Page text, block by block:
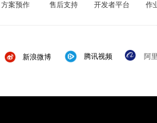
新浪微博 腾讯视频 阿
方案预作 售后支持 开发者平台 作